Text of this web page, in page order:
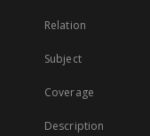
Relation
Subject
Coverage
Description